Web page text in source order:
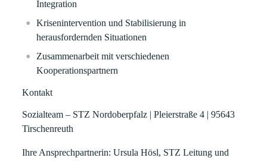
Integration
Krisenintervention und Stabilisierung in
herausfordernden Situationen
Zusammenarbeit mit verschiedenen
Kooperationspartnern
Kontakt
Sozialteam – STZ Nordoberpfalz | Pleierstraße 4 | 95643
Tirschenreuth
Ihre Ansprechpartnerin: Ursula Hösl, STZ Leitung und